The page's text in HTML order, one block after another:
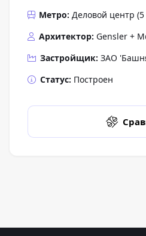
Метро: Деловой центр (
Архитектор: Gensler +
Застройщик: ЗАО
Статус: Построен